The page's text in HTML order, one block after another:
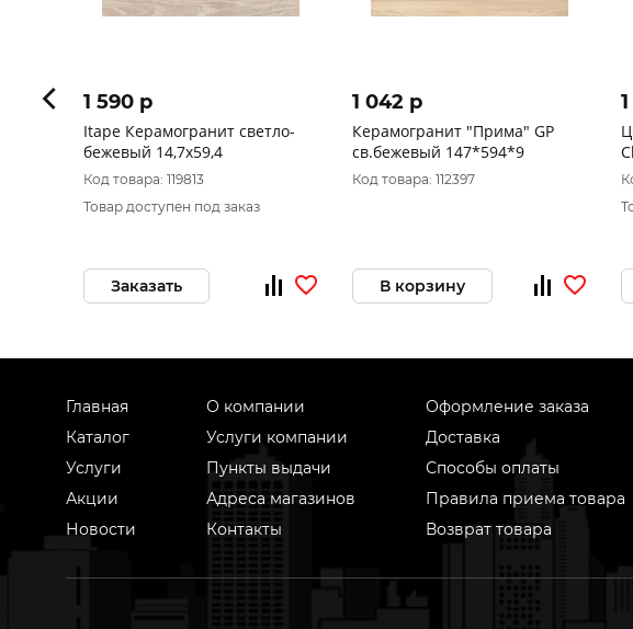
1 590 p
Itape Керамогранит светло-
бежевый 14,7х59,4
Код товара: 119813
Товар доступен под заказ
Заказать
1 042 p
Керамогранит "Прима" GP
св.бежевый 147*594*9
Код товара: 112397
В корзину
Главная
Каталог
Услуги
Акции
Новости
О компании
Услуги компании
Пункты выдачи
Адреса магазинов
Контакты
Оформление заказа
Доставка
Способы оплаты
Правила приема товара
Возврат товара